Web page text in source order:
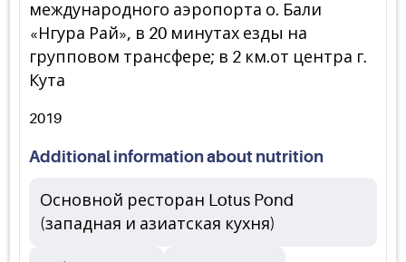
международного аэропорта о. Бали
«Нгура Рай», в 20 минутах езды на
групповом трансфере; в 2 км.от центра г.
Кута
2019
Additional information about nutrition
Основной ресторан Lotus Pond
(западная и азиатская кухня)